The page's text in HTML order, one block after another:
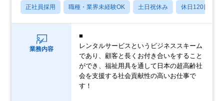
正社員採用 職種・業界未経験OK 土日祝休み 休日120日以上
業務内容
■
レンタルサービスというビジネススキーム
であり、顧客と長くお付き合いをすること
ができ、福祉用具を通して日本の超高齢社
会を支援する社会貢献性の高いお仕事で
す！